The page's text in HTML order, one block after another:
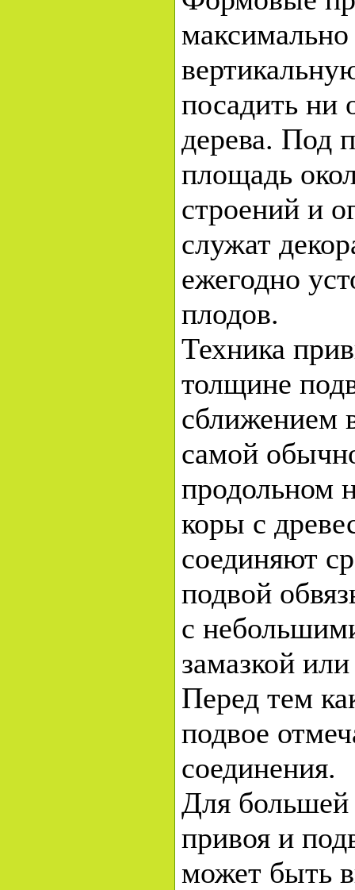
посадить ни
дерева. Под
площадь
строений и
служат
ежегодно
плодов.
Техника
толщине
сближением
самой
продольном
коры с
соединяют
подвой
с
замазкой
Перед тем
подвое
соединения.
Для большей
привоя и
может быть